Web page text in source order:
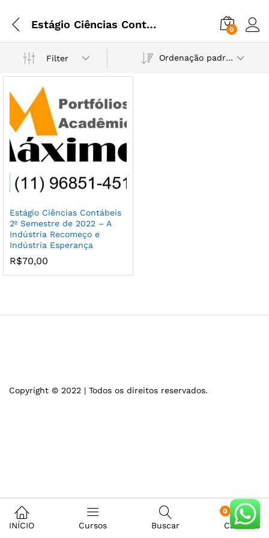
Estágio Ciências Contábeis 2º Semestre de 2022 0
Filter Ordenação padrão
Estágio Ciências Contábeis
2º Semestre de 2022 – A
Indústria Recomeço e
Indústria Esperança
R$70,00
Copyright © 2022 | Todos os direitos reservados.
INÍCIO Cursos Buscar
0
Carrinho